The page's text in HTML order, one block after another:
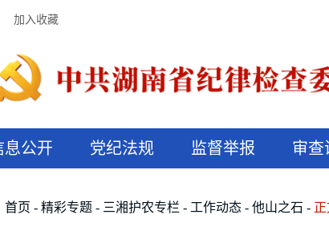
加入收藏
息公开 党纪法规 监督举报 审查
首页 精彩专题 三湘护农专栏 工作动态 他山之石